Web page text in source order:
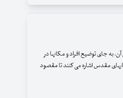
به جای توضیح افراد و مکانها در
مقدس اشاره می کنند تا مقصود